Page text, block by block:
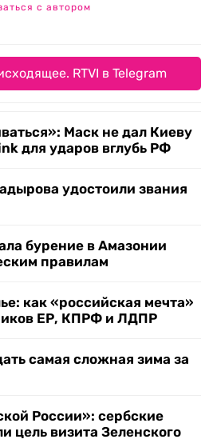
с автором
RTVI в Telegram
Маск не дал Киеву
для ударов вглубь РФ
удостоили звания
бурение в Амазонии
правилам
как «российская мечта»
ЕР, КПРФ и ЛДПР
самая сложная зима за
России»: сербские
цель визита Зеленского